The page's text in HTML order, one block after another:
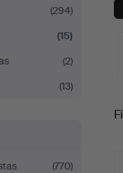
(294)
(15)
(2)
(13)
(770)